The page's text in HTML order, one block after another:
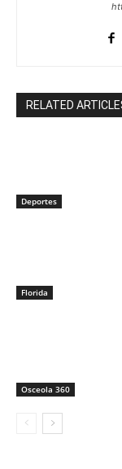
RELATED
Deportes
Florida
Osceola 360